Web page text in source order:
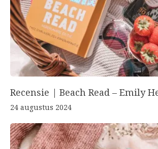
Recensie | Beach Read – Emily
24 augustus 2024